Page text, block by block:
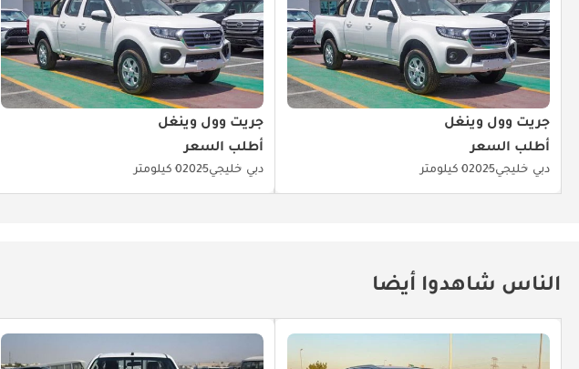
جريت وول وينغل
أطلب السعر
دبي خليجي20250 كيلومتر
جريت وول وينغل
أطلب السعر
دبي خليجي20250 كيلومتر
الناس شاهدوا أيضا